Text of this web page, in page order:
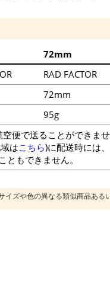
便で送ることができま
はこちら)に配送時には
もできません。
72mm
RAD FACTOR
72mm
95g
イズや色の異なる類似商品ある